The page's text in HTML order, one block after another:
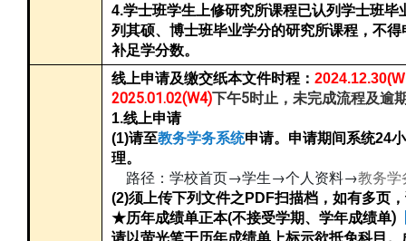
4.学士班学生上修研究所课程已认列学士班毕
列其硕、博士班毕业学分的研究所课程，不
补足学分数。
线上申请及缴交纸本文件时程：
2025.01.02(W4)下午5时止，未完成流程及逾
1.线上申请
(1)请至教务学务系统申请。申请期间系统24
理。
路径：学校首页→学生→个人资料→教务学
(2)须上传下列文件之PDF扫描档，如有多页
★历年成绩单正本(不接受学期、学年成绩单)